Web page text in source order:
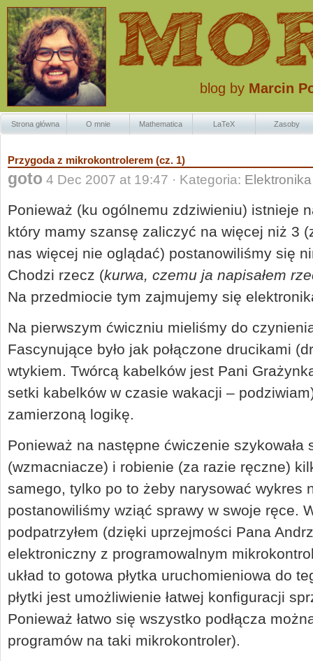
blog by Marcin
Strona główna O mnie Mathematica LaTeX Zasoby
Przygoda z mikrokontrolerem (cz. 1)
goto 4 Dec 2007 at 19:47 · Kategoria: Elektronika
Ponieważ (ku ogólnemu zdziwieniu) istnieje
który mamy szansę zaliczyć na więcej niż 3
nas więcej nie oglądać) postanowiliśmy się
Chodzi rzecz (kurwa, czemu ja napisałem
Na przedmiocie tym zajmujemy się
Na pierwszym ćwiczniu mieliśmy do
Fascynujące było jak połączone drucikami
wtykiem. Twórcą kabelków jest Pani
setki kabelków w czasie wakacji –
zamierzoną logikę.
Ponieważ na następne ćwiczenie
(wzmacniacze) i robienie (za razie ręczne)
samego, tylko po to żeby narysować wykres
postanowiliśmy wziąć sprawy w swoje ręce.
podpatrzyłem (dzięki uprzejmości Pana
elektroniczny z programowalnym
układ to gotowa płytka uruchomieniowa do
płytki jest umożliwienie łatwej konfiguracji
Ponieważ łatwo się wszystko podłącza
programów na taki mikrokontroler).